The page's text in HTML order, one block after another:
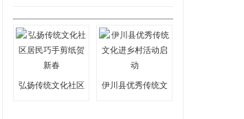
弘扬传统文化社区 伊川县优秀传统文